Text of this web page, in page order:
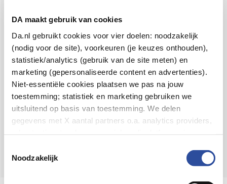
DA maakt gebruik van cookies
Da.nl gebruikt cookies voor vier doelen: noodzakelijk
(nodig voor de site), voorkeuren (je keuzes onthouden),
statistiek/analytics (gebruik van de site meten) en
marketing (gepersonaliseerde content en advertenties).
Niet-essentiële cookies plaatsen we pas na jouw
toestemming; statistiek en marketing gebruiken we
uitsluitend op basis van toestemming. We delen
gegevens met X aantal partners o.a. analytics providers,
en de bewaartermijnen per categorie. Je kunt je keuze op
Noodzakelijk
8.6 uit4.106 reviews
Over DA
Klantenservice
Assortiment
VolgDAop: